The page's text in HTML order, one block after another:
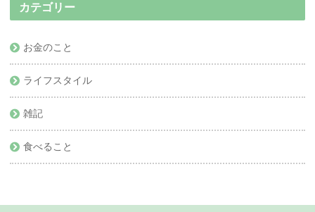
カテゴリー
お金のこと
ライフスタイル
雑記
食べること